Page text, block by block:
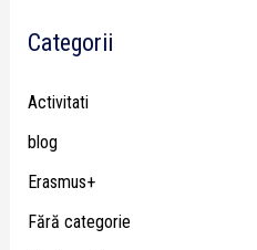
Categorii
Activitati
blog
Erasmus+
Fără categorie